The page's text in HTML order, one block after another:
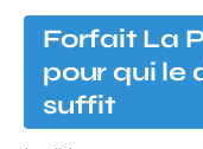
Forfait La
pour qui le
suffit